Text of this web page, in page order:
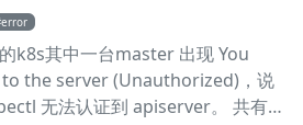
建议至少 10Gi） 网络: 确保 Pod
: 本文档中的所有资源都部署在
如需使用其他命名空间，请修改相
署 BanyanDB BanyanDB 是
error
k8s其中一台master 出现 You
the server (Unauthorized)，说
无法认证到 apiserver。 共有三